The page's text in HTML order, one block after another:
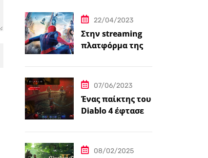
μεταφορά
βιντεοπαιχνιδιού στον
κινηματογράφο
22/04/2023
Στην streaming
πλατφόρμα της
σήμερα πέντε
ταινίες Spider-
Man
07/06/2023
Ένας παίκτης του
Diablo 4 έφτασε
08/02/2025